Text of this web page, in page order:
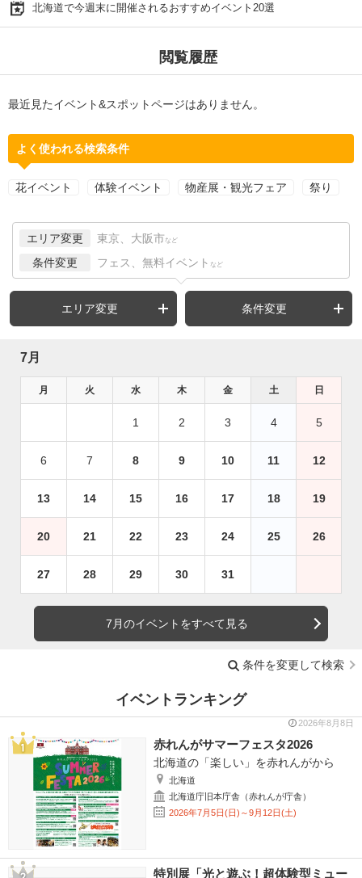
北海道で今週末に開催されるおすすめイベント20選
閲覧履歴
最近見たイベント&スポットページはありません。
よく使われる検索条件
花イベント 体験イベント 物産展・観光フェア 祭り
エリア変更 東京、大阪市 など
条件変更 フェス、無料イベント など
エリア変更 条件変更
7月
月 火 水 木 金 土 日
1 2 3 4 5
6 7 8 9 10 11 12
13 14 15 16 17 18 19
20 21 22 23 24 25 26
27 28 29 30 31
7月のイベントをすべて見る
条件を変更して検索
イベントランキング
2026年8月8日
赤れんがサマーフェスタ2026
北海道の「楽しい」を赤れんがから
北海道
北海道庁旧本庁舎（赤れんが庁舎）
2026年7月5日(日)～9月12日(土)
特別展「光と遊ぶ！超体験型ミュー